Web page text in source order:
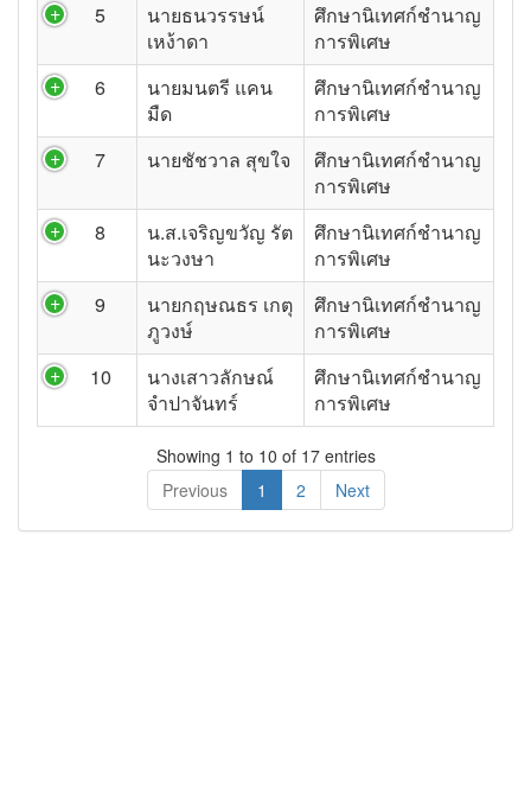
5
นายธนวรรษน์
เหง้าดา
ศึกษานิเทศก์ชำนาญ
การพิเศษ
6
นายมนตรี แคน
มืด
ศึกษานิเทศก์ชำนาญ
การพิเศษ
7
นายชัชวาล สุขใจ
ศึกษานิเทศก์ชำนาญ
การพิเศษ
8
น.ส.เจริญขวัญ รัต
นะวงษา
ศึกษานิเทศก์ชำนาญ
การพิเศษ
9
นายกฤษณธร เกตุ
ภูวงษ์
ศึกษานิเทศก์ชำนาญ
การพิเศษ
10
นางเสาวลักษณ์
จำปาจันทร์
ศึกษานิเทศก์ชำนาญ
การพิเศษ
Showing 1 to 10 of 17 entries
Previous
1 2 Next